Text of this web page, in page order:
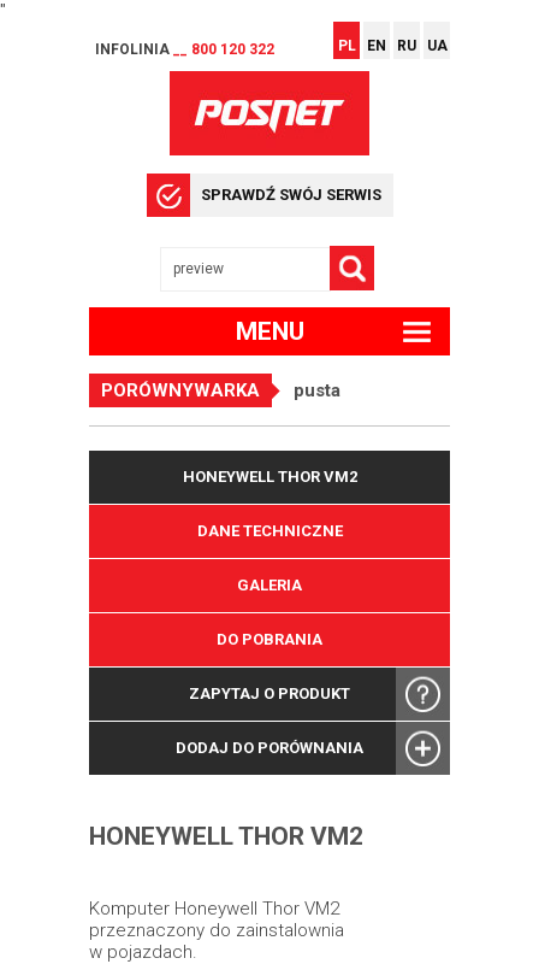
"
INFOLINIA __ 800 120 322 PL EN RU UA
SPRAWDŹ SWÓJ SERWIS
MENU
PORÓWNYWARKA pusta
HONEYWELL THOR VM2
DANE TECHNICZNE
GALERIA
DO POBRANIA
ZAPYTAJ O PRODUKT
DODAJ DO PORÓWNANIA
HONEYWELL THOR VM2
Komputer Honeywell Thor VM2
przeznaczony do zainstalownia
w pojazdach.